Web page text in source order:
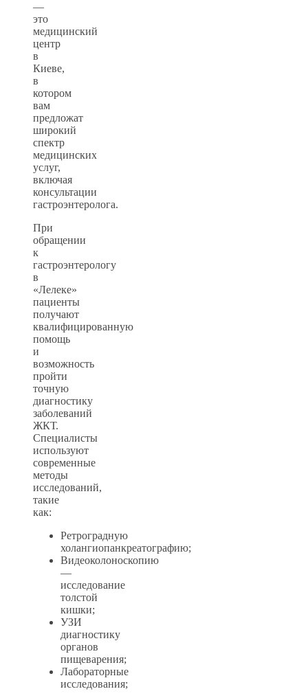
—
это
медицинский
центр
в
Киеве,
в
котором
вам
предложат
широкий
спектр
медицинских
услуг,
включая
консультации
гастроэнтеролога.
При
обращении
к
гастроэнтерологу
в
«Лелеке»
пациенты
получают
квалифицированную
помощь
и
возможность
пройти
точную
диагностику
заболеваний
ЖКТ.
Специалисты
используют
современные
методы
исследований,
такие
как:
Ретроградную
холангиопанкреатографию;
Видеоколоноскопию
—
исследование
толстой
кишки;
УЗИ
диагностику
органов
пищеварения;
Лабораторные
исследования;